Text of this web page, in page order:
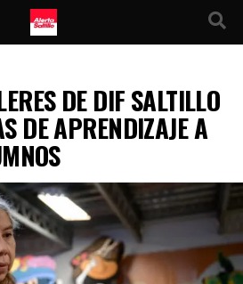
DE DIF SALTILLO
DE APRENDIZAJE A